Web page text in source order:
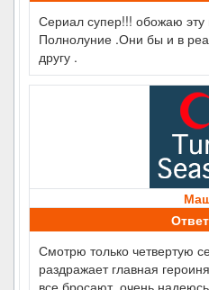
Сериал супер!!! обожаю
Полнолуние .Они бы и в
другу .
Смотрю только четвертую
раздражает главная
все бросают, очень